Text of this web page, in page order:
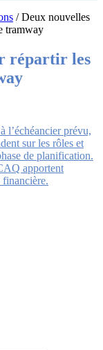
/Deux nouvelles
tramway
répartir les
l’échéancier prévu,
sur les rôles et
de planification.
apportent
financière.